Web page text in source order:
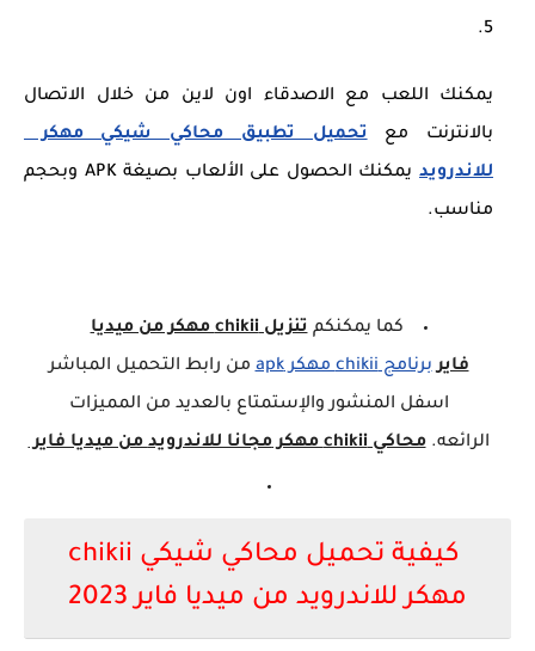
يمكنك اللعب مع الاصدقاء اون لاين من خلال الاتصال
بالانترنت مع
تحميل تطبيق محاكي شيكي مهكر
للاندرويد
يمكنك الحصول على الألعاب بصيغة APK وبحجم
مناسب.
كما يمكنكم
تنزيل chikii مهكر من ميديا
فاير برنامج chikii مهكر apk
من رابط التحميل المباشر
اسفل المنشور والإستمتاع بالعديد من المميزات
الرائعه.محاكي chikii مهكر مجانا للاندرويدمن ميديا فاير
كيفية تحميل محاكي شيكي chikii
مهكر للاندرويد من ميديا فاير 2023